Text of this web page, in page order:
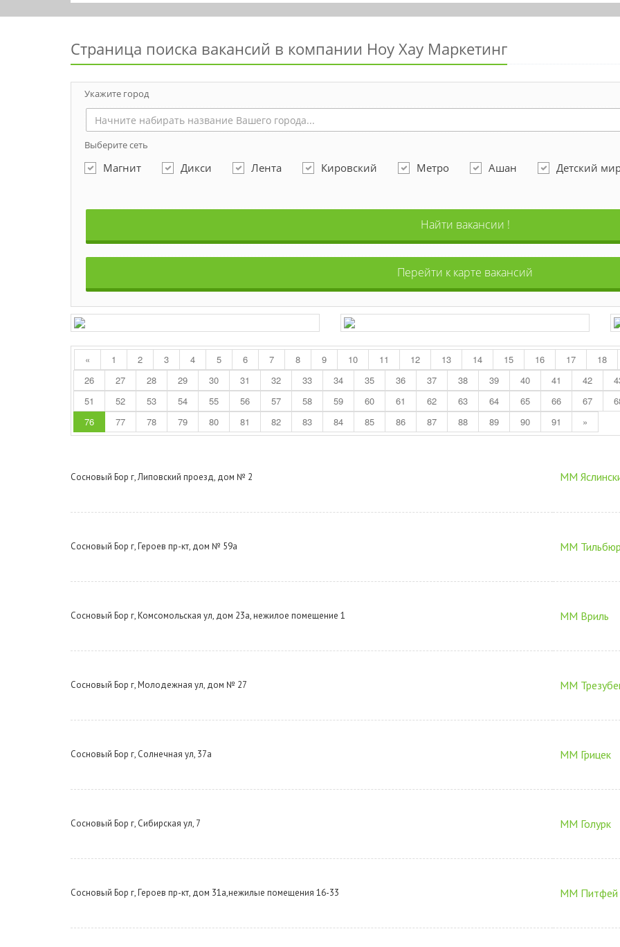
Страница поиска вакансий в компании Ноу Хау Маркетинг
Укажите город
Выберите сеть
Магнит Дикси Лента Кировский Метро Ашан Детский
Найти вакансии !
Перейти к карте вакансий
« 1 2 3 4 5 6 7 8 9 10 11 12 13 14 15 16 17 18
26
27 28 29 30 31 32 33 34 35 36 37 38 39 40 41 42
51
52 53 54 55 56 57 58 59 60 61 62 63 64 65 66 67
76
77 78 79 80 81 82 83 84 85 86 87 88 89 90 91 »
Сосновый Бор г, Липовский проезд, дом № 2 ММ
Сосновый Бор г, Героев пр-кт, дом № 59а ММ
Сосновый Бор г, Комсомольская ул, дом 23а, нежилое помещение 1 ММ Вриль
Сосновый Бор г, Молодежная ул, дом № 27 ММ
Сосновый Бор г, Солнечная ул, 37а ММ Грицек
Сосновый Бор г, Сибирская ул, 7 ММ Голурк
Сосновый Бор г, Героев пр-кт, дом 31а,нежилые помещения 16-33 ММ Питфей